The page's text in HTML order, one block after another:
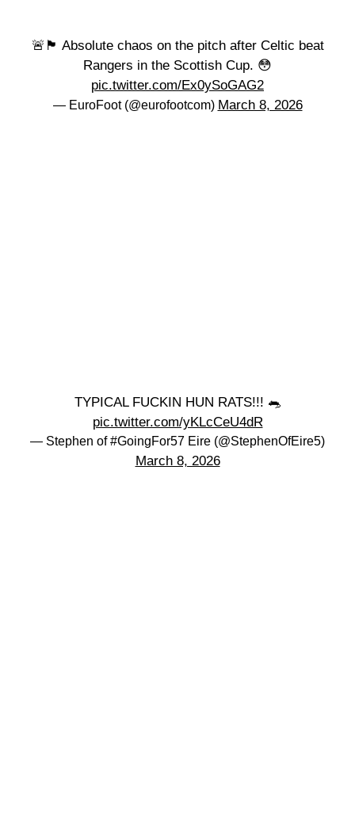
🚨🏴󠁧󠁢󠁳󠁣󠁴󠁿 Absolute chaos on the pitch after Celtic beat
Rangers in the Scottish Cup. 😳
pic.twitter.com/Ex0ySoGAG2
— EuroFoot (@eurofootcom) March 8, 2026
TYPICAL FUCKIN HUN RATS!!! 🐀
pic.twitter.com/yKLcCeU4dR
— Stephen of #GoingFor57 Eire (@StephenOfEire5)
March 8, 2026